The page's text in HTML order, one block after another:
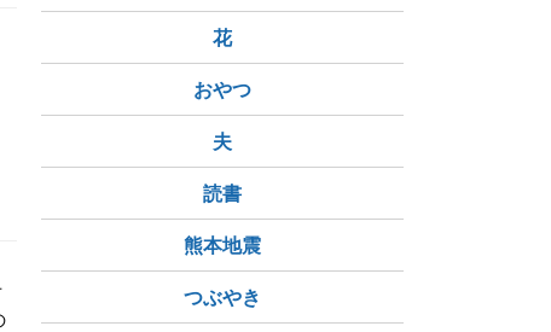
花
おやつ
夫
読書
熊本地震
つぶやき